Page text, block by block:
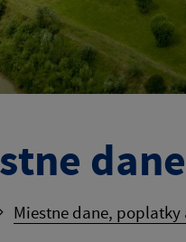
Miestne dane, poplatky